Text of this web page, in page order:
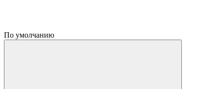
По умолчанию